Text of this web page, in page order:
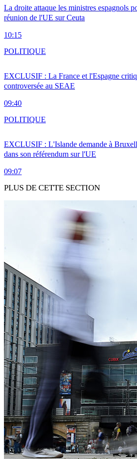
La droite attaque les ministres espagnols
réunion de l'UE sur Ceuta
10:15
EXCLUSIF : La France et l'Espagne
controversée au SEAE
09:40
POLITIQUE
EXCLUSIF : L'Islande demande à
dans son référendum sur l'UE
09:07
POLITIQUE
PLUS DE CETTE SECTION